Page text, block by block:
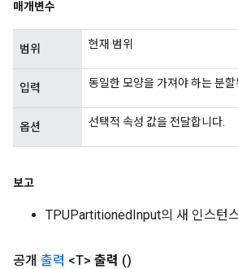
매개변수
범위 현재 범위
입력 동일한 모양을 가져야 하는 분할
옵션 선택적 속성 값을 전달합니다.
보고
TPUPartitionedInput의 새 인스턴
공개 출력 <T> 출력 ()